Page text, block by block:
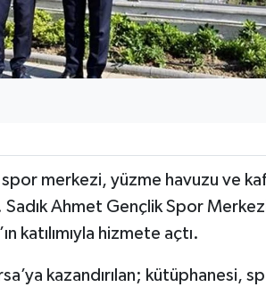
spor merkezi, yüzme havuzu ve
Ahmet Gençlik Spor
katılımıyla hizmete açtı.
kazandırılan; kütüphanesi,